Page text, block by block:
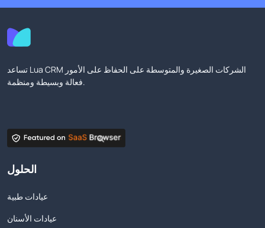
تساعد Lua CRM الشركات الصغيرة والمتوسطة على الحفاظ على الأمور
فعالة وبسيطة ومنظمة.
الحلول
عيادات طبية
عيادات الأسنان